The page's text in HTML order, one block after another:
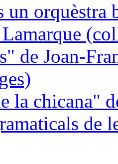
un orquèstra
de Joan-
la chicana"
de